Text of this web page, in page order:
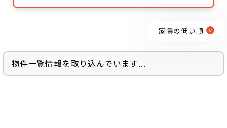
家賃の低い順
物件一覧情報を取り込んでいます...